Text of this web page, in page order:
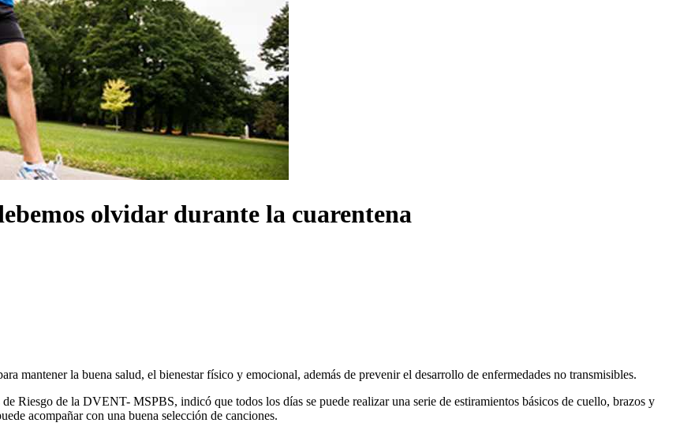
olvidar durante la cuarentena
mantener la buena salud, el bienestar físico y emocional, además de prevenir el desarrollo de enfermedades no transmisibles.
Riesgo de la DVENT- MSPBS, indicó que todos los días se puede realizar una serie de estiramientos básicos de cuello, brazos y
acompañar con una buena selección de canciones.